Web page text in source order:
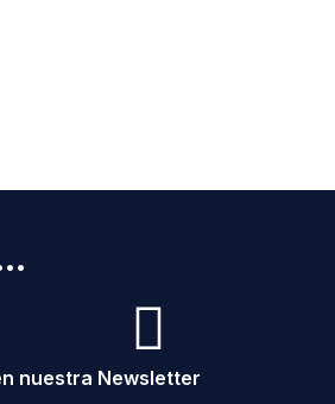
nuestra Newsletter